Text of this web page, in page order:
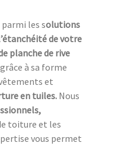
les solutions
de votre
planche de rive
grâce à sa forme
et
en tuiles. Nous
toiture et les
vous permet